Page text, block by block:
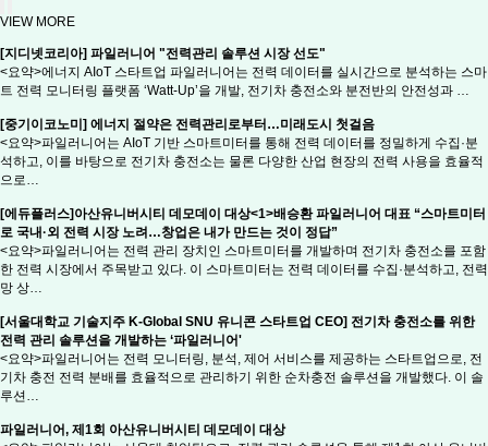
VIEW MORE
[지디넷코리아] 파일러니어 "전력관리 솔루션 시장 선도"
<요약>에너지 AIoT 스타트업 파일러니어는 전력 데이터를 실시간으로 분석하는 스마
트 전력 모니터링 플랫폼 ‘Watt-Up’을 개발, 전기차 충전소와 분전반의 안전성과 …
[중기이코노미] 에너지 절약은 전력관리로부터…미래도시 첫걸음
<요약>파일러니어는 AIoT 기반 스마트미터를 통해 전력 데이터를 정밀하게 수집·분
석하고, 이를 바탕으로 전기차 충전소는 물론 다양한 산업 현장의 전력 사용을 효율적
으로…
[에듀플러스]아산유니버시티 데모데이 대상<1>배승환 파일러니어 대표 “스마트미터
로 국내·외 전력 시장 노려…창업은 내가 만드는 것이 정답”
<요약>파일러니어는 전력 관리 장치인 스마트미터를 개발하며 전기차 충전소를 포함
한 전력 시장에서 주목받고 있다. 이 스마트미터는 전력 데이터를 수집·분석하고, 전력
망 상…
[서울대학교 기술지주 K-Global SNU 유니콘 스타트업 CEO] 전기차 충전소를 위한
전력 관리 솔루션을 개발하는 ‘파일러니어'
<요약>파일러니어는 전력 모니터링, 분석, 제어 서비스를 제공하는 스타트업으로, 전
기차 충전 전력 분배를 효율적으로 관리하기 위한 순차충전 솔루션을 개발했다. 이 솔
루션…
파일러니어, 제1회 아산유니버시티 데모데이 대상